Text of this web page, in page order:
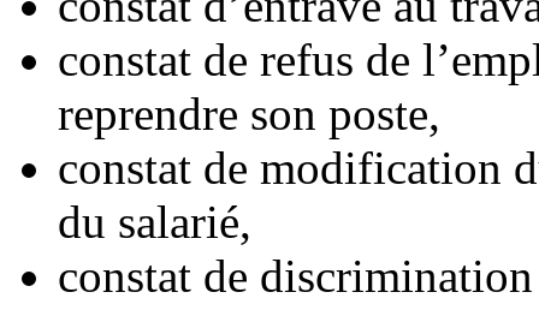
constat de refus de
reprendre son poste,
constat de modification
du salarié,
constat de